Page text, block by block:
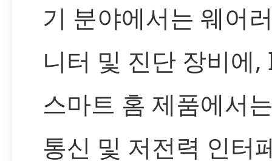
기 분야에서는 웨어
니터 및 진단 장비에,
스마트 홈 제품에서
통신 및 저전력 인터